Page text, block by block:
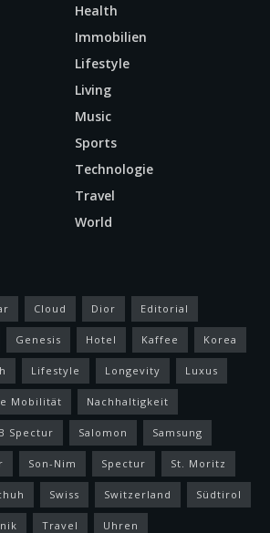
Health
Immobilien
Lifestyle
Living
Music
Sports
Technologie
Travel
World
Cloud Dior Editorial
Genesis Hotel Kaffee Korea
Lifestyle Longevity Luxus
Mobilität Nachhaltigkeit
Spectur Salomon Samsung
Son-Nim Spectur St. Moritz
Swiss Switzerland Südtirol
Travel Uhren